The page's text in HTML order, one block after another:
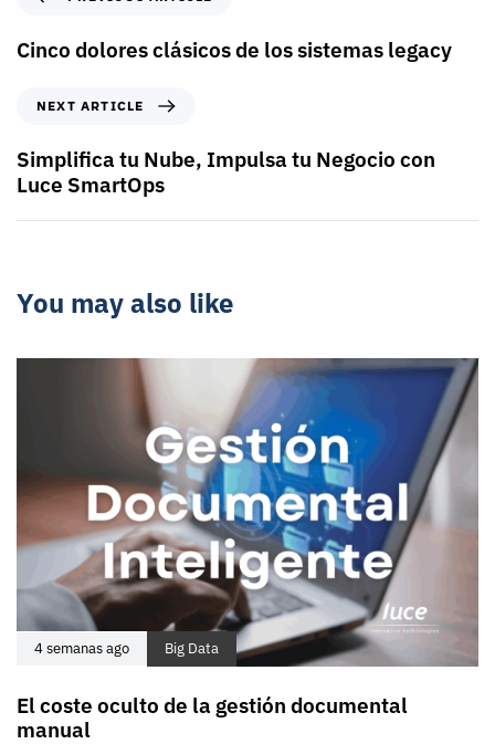
Cinco dolores clásicos de los sistemas legacy
NEXT ARTICLE
Simplifica tu Nube, Impulsa tu Negocio con
Luce SmartOps
You may also like
4 semanas ago Big Data
El coste oculto de la gestión documental
manual